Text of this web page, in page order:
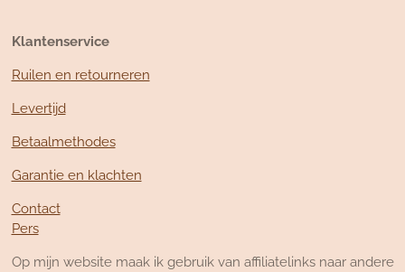
Klantenservice
Ruilen en retourneren
Levertijd
Betaalmethodes
Garantie en klachten
Contact
Pers
Op mijn website maak ik gebruik van affiliatelinks naar andere